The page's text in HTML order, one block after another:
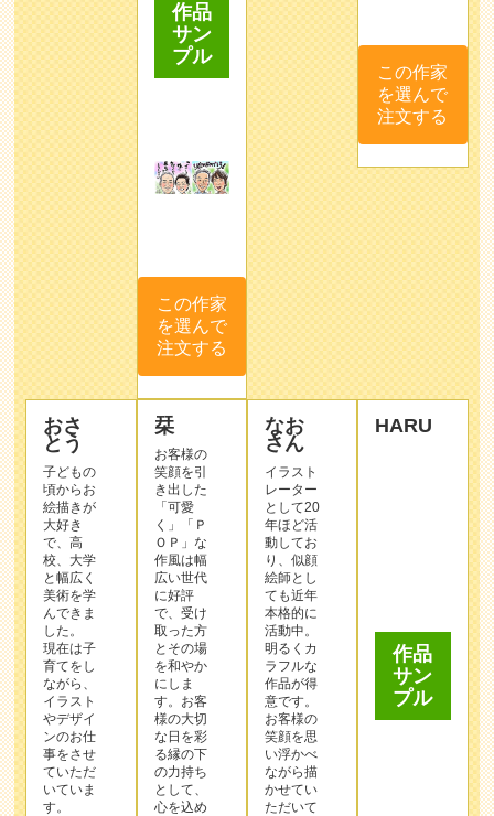
作品
サン
プル
この作家
を選んで
注文する
を選んで
注文する
おさ
とう
子どもの
頃からお
絵描きが
大好き
で、高
校、大学
と幅広く
美術を学
んできま
した。
現在は子
育てをし
ながら、
イラスト
やデザイ
ンのお仕
事をさせ
ていただ
いていま
す。
栞
お客様の
笑顔を引
き出した
「可愛
く」「Ｐ
ＯＰ」な
作⾵は幅
広い世代
に好評
で、受け
取った⽅
とその場
を和やか
にしま
す。お客
様の⼤切
な⽇を彩
る縁の下
の⼒持ち
として、
⼼を込め
なお
さん
イラスト
レーター
として20
年ほど活
動してお
り、似顔
絵師とし
ても近年
本格的に
活動中。
明るくカ
ラフルな
作品が得
意です。
お客様の
笑顔を思
い浮かべ
ながら描
かせてい
ただいて
HARU